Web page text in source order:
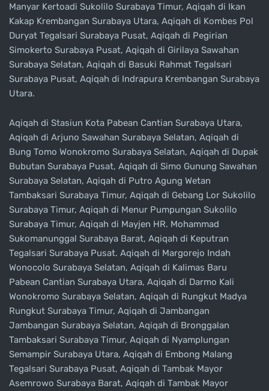
Manyar Kertoadi Sukolilo Surabaya Timur, Aqiqah di Ikan
Kakap Krembangan Surabaya Utara, Aqiqah di Kombes Pol
Duryat Tegalsari Surabaya Pusat, Aqiqah di Pegirian
Simokerto Surabaya Pusat, Aqiqah di Girilaya Sawahan
Surabaya Selatan, Aqiqah di Basuki Rahmat Tegalsari
Surabaya Pusat, Aqiqah di Indrapura Krembangan Surabaya
Utara.
Aqiqah di Stasiun Kota Pabean Cantian Surabaya Utara,
Aqiqah di Arjuno Sawahan Surabaya Selatan, Aqiqah di
Bung Tomo Wonokromo Surabaya Selatan, Aqiqah di Dupak
Bubutan Surabaya Pusat, Aqiqah di Simo Gunung Sawahan
Surabaya Selatan, Aqiqah di Putro Agung Wetan
Tambaksari Surabaya Timur, Aqiqah di Gebang Lor Sukolilo
Surabaya Timur, Aqiqah di Menur Pumpungan Sukolilo
Surabaya Timur, Aqiqah di Mayjen HR. Mohammad
Sukomanunggal Surabaya Barat, Aqiqah di Keputran
Tegalsari Surabaya Pusat. Aqiqah di Margorejo Indah
Wonocolo Surabaya Selatan, Aqiqah di Kalimas Baru
Pabean Cantian Surabaya Utara, Aqiqah di Darmo Kali
Wonokromo Surabaya Selatan, Aqiqah di Rungkut Madya
Rungkut Surabaya Timur, Aqiqah di Jambangan
Jambangan Surabaya Selatan, Aqiqah di Bronggalan
Tambaksari Surabaya Timur, Aqiqah di Nyamplungan
Semampir Surabaya Utara, Aqiqah di Embong Malang
Tegalsari Surabaya Pusat, Aqiqah di Tambak Mayor
Asemrowo Surabaya Barat, Aqiqah di Tambak Mayor